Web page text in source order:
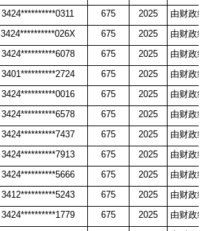
3424**********0311 675 2025
由财政统
3424**********026X 675 2025
由财政统
3424**********6078 675 2025
由财政统
3401**********2724 675 2025
由财政统
3424**********0016 675 2025
由财政统
3424**********6578 675 2025
由财政统
3424**********7437 675 2025
由财政统
3424**********7913 675 2025
由财政统
3424**********5666 675 2025
由财政统
3412**********5243 675 2025
由财政统
3424**********1779 675 2025
由财政统